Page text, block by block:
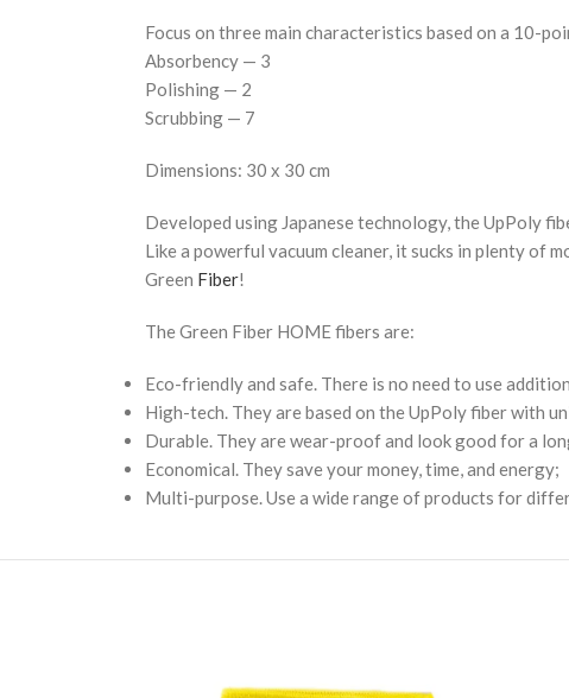
Focus on three main characteristics based on a 10-
Аbsorbency — 3
Polishing — 2
Scrubbing — 7
Dimensions: 30 х 30 cm
Developed using Japanese technology, the UpPoly
Like a powerful vacuum cleaner, it sucks in plenty of
Green Fiber!
The Green Fiber HOME fibers are:
Eco-friendly and safe. There is no need to use
High-tech. They are based on the UpPoly fiber with
Durable. They are wear-proof and look good for a
Economical. They save your money, time, and energy;
Multi-purpose. Use a wide range of products for